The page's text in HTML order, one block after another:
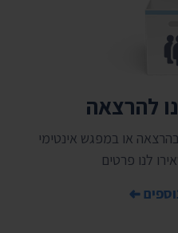
להרצאה
או במפגש אינטימי
לנו פרטים